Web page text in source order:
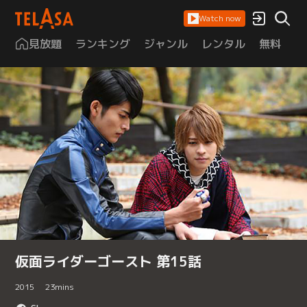
Watch now
見放題 ランキング ジャンル レンタル 無料
仮面ライダーゴースト 第15話
2015 23mins